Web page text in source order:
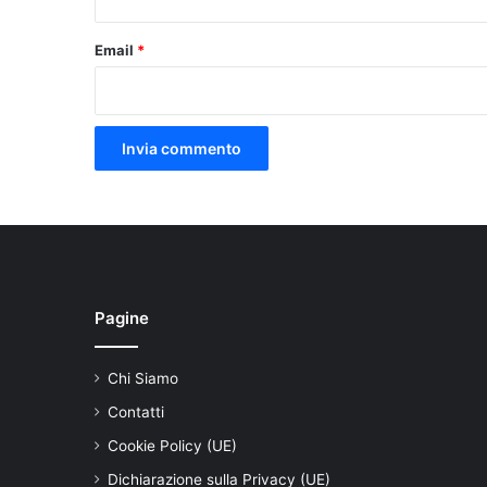
Email *
Pagine
Chi Siamo
Contatti
Cookie Policy (UE)
Dichiarazione sulla Privacy (UE)